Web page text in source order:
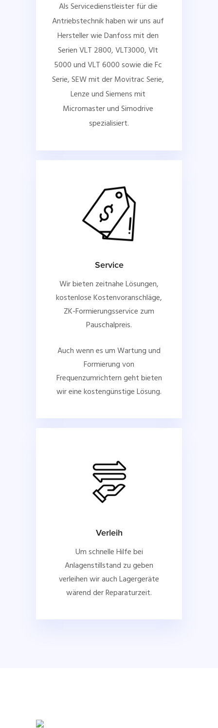
Als Servicedienstleister für die
Antriebstechnik haben wir uns auf
Hersteller wie Danfoss mit den
Serien VLT 2800, VLT3000, Vlt
5000 und VLT 6000 sowie die Fc
Serie, SEW mit der Movitrac Serie,
Lenze und Siemens mit
Micromaster und Simodrive
spezialisiert.
Service
Wir bieten zeitnahe Lösungen,
kostenlose Kostenvoranschläge,
ZK-Formierungsservice zum
Pauschalpreis.
Auch wenn es um Wartung und
Formierung von
Frequenzumrichtern geht bieten
wir eine kostengünstige Lösung.
Verleih
Um schnelle Hilfe bei
Anlagenstillstand zu geben
verleihen wir auch Lagergeräte
wärend der Reparaturzeit.